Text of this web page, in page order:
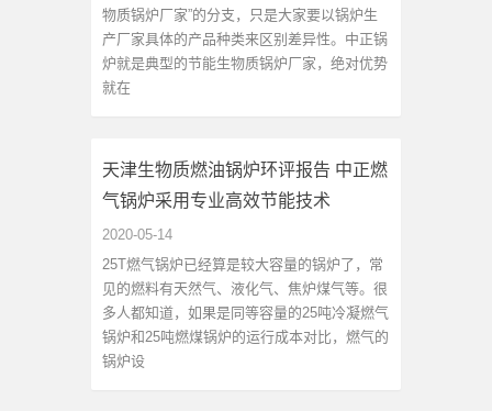
物质锅炉厂家”的分支，只是大家要以锅炉生
产厂家具体的产品种类来区别差异性。中正锅
炉就是典型的节能生物质锅炉厂家，绝对优势
就在
天津生物质燃油锅炉环评报告 中正燃
气锅炉采用专业高效节能技术
2020-05-14
25T燃气锅炉已经算是较大容量的锅炉了，常
见的燃料有天然气、液化气、焦炉煤气等。很
多人都知道，如果是同等容量的25吨冷凝燃气
锅炉和25吨燃煤锅炉的运行成本对比，燃气的
锅炉设